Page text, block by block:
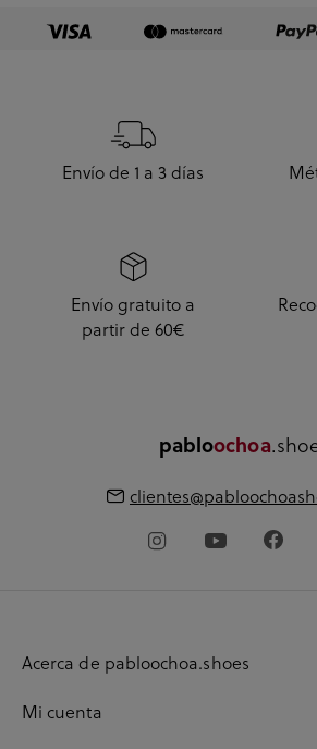
Envío de 1 a 3 días
Envío gratuito a
partir de 60€
pabloochoa
Acerca de pabloochoa.shoes
Mi cuenta